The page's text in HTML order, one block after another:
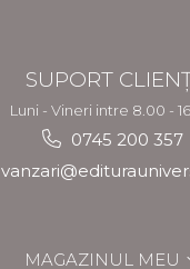
SUPORT
Luni - Vineri intre 8.00 -
0745 200 357
MAGAZINUL MEU